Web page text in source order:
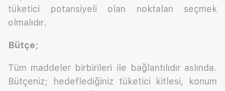
tüketici potansiyeli olan noktaları seçmek
olmalıdır.
Bütçe;
Tüm maddeler birbirileri ile bağlantılıdır aslında.
Bütçeniz; hedeflediğiniz tüketici kitlesi, konum